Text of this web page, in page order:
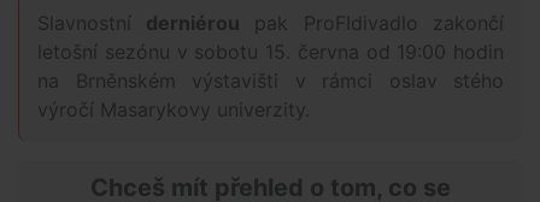
Slavnostní derniérou pak ProFIdivadlo zakončí
letošní sezónu v sobotu 15. června od 19:00 hodin
na Brněnském výstavišti v rámci oslav stého
výročí Masarykovy univerzity.
Chceš mít přehled o tom, co se